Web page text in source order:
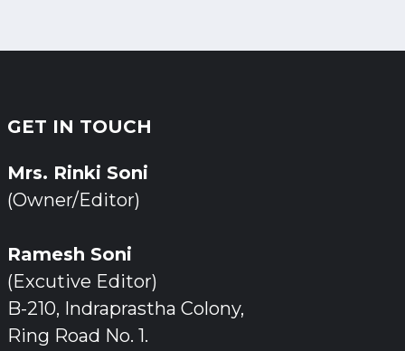
GET IN TOUCH
Mrs. Rinki Soni
(Owner/Editor)
Ramesh Soni
(Excutive Editor)
B-210, Indraprastha Colony,
Ring Road No. 1.